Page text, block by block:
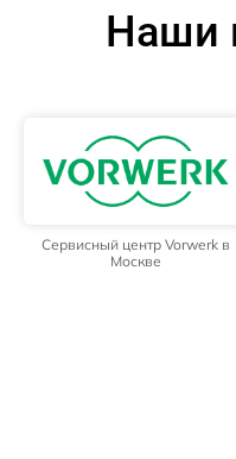
Наши
Сервисный центр Vorwerk в
Москве